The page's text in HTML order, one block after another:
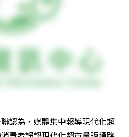
認為，媒體集中報導現代化超